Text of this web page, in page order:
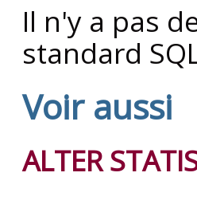
Il n'y a pas
standard
Voir aussi
ALTER